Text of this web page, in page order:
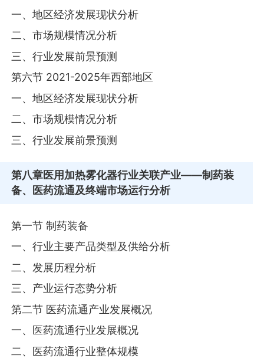
一、地区经济发展现状分析
二、市场规模情况分析
三、行业发展前景预测
第六节 2021-2025年西部地区
一、地区经济发展现状分析
二、市场规模情况分析
三、行业发展前景预测
第八章医用加热雾化器行业关联产业——制药装
备、医药流通及终端市场运行分析
第一节 制药装备
一、行业主要产品类型及供给分析
二、发展历程分析
三、产业运行态势分析
第二节 医药流通产业发展概况
一、医药流通行业发展概况
二、医药流通行业整体规模